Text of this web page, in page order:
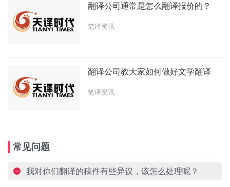
翻译公司通常是怎么翻译报价的？
笔译资讯
翻译公司教大家如何做好文学翻译
笔译资讯
常见问题
我对你们翻译的稿件有些异议，该怎么处理呢？